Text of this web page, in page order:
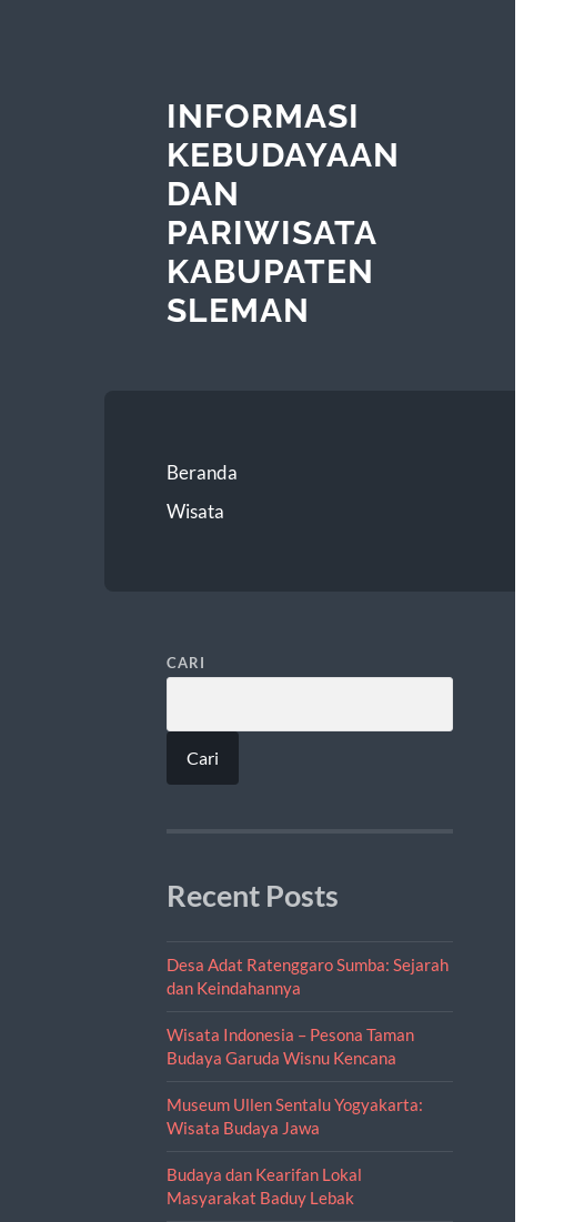
INFORMASI
KEBUDAYAAN
DAN
PARIWISATA
KABUPATEN
SLEMAN
Beranda
Wisata
CARI
Cari
Recent Posts
Desa Adat Ratenggaro Sumba: Sejarah
dan Keindahannya
Wisata Indonesia – Pesona Taman
Budaya Garuda Wisnu Kencana
Museum Ullen Sentalu Yogyakarta:
Wisata Budaya Jawa
Budaya dan Kearifan Lokal
Masyarakat Baduy Lebak